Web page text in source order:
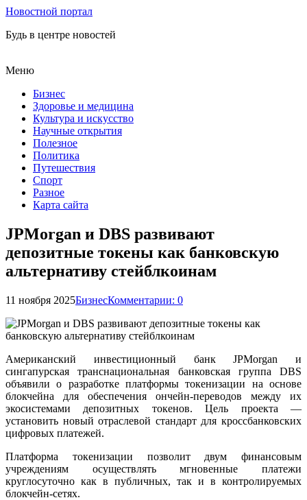
Новостной портал
Будь в центре новостей
Меню
Бизнес
Здоровье и медицина
Культура и искусство
Научные открытия
Полезное
Политика
Путешествия
Спорт
Разное
Карта сайта
JPMorgan и DBS развивают
депозитные токены как банковскую
альтернативу стейблкоинам
11 ноября 2025БизнесКомментарии: 0
Американский инвестиционный банк JPMorgan и
сингапурская транснациональная банковская группа DBS
объявили о разработке платформы токенизации на основе
блокчейна для обеспечения ончейн-переводов между их
экосистемами депозитных токенов. Цель проекта —
установить новый отраслевой стандарт для кроссбанковских
цифровых платежей.
Платформа токенизации позволит двум финансовым
учреждениям осуществлять мгновенные платежи
круглосуточно как в публичных, так и в контролируемых
блокчейн-сетях.